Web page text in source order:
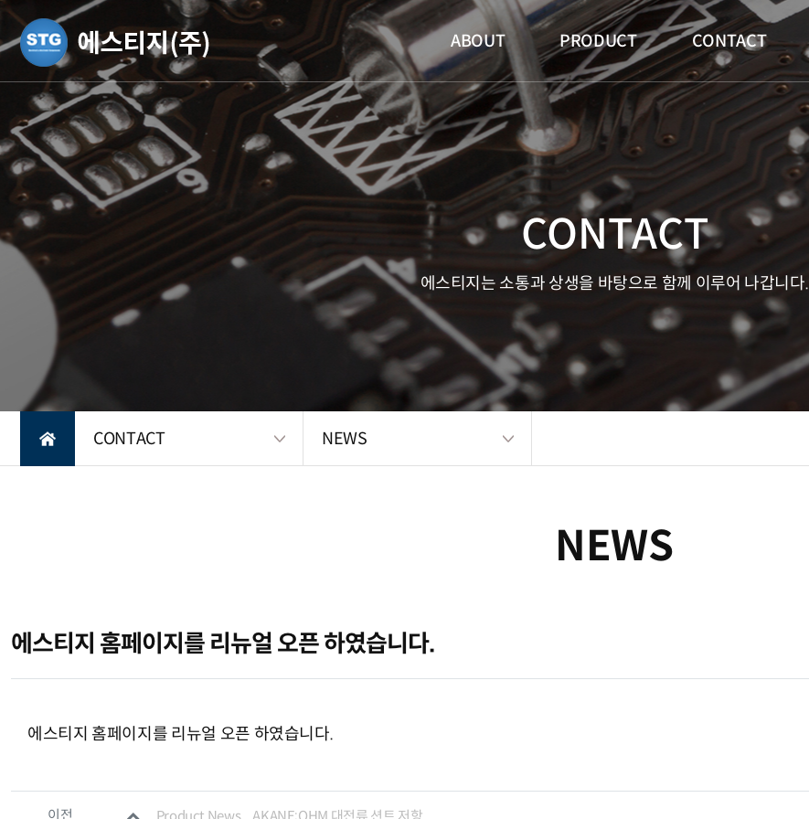
메인 메뉴
ABOUT PRODUCT CONTACT
CONTACT
에스티지는 소통과 상생을 바탕으로 함께 이루어 나갑니다.
CONTACT NEWS
NEWS
에스티지 홈페이지를 리뉴얼 오픈 하였습니다.
본문
에스티지 홈페이지를 리뉴얼 오픈 하였습니다.
관련자료
이전 Product News _ AKANE:OHM 대전류 션트 저항